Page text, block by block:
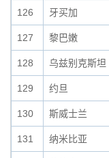
126 牙买加
127 黎巴嫩
128 乌兹别克斯坦
129 约旦
130 斯威士兰
131 纳米比亚